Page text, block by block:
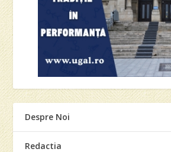
Despre Noi
Redactia